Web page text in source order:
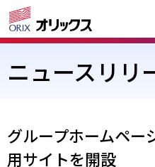
ニュースリリ
グループホームペー
用サイトを開設